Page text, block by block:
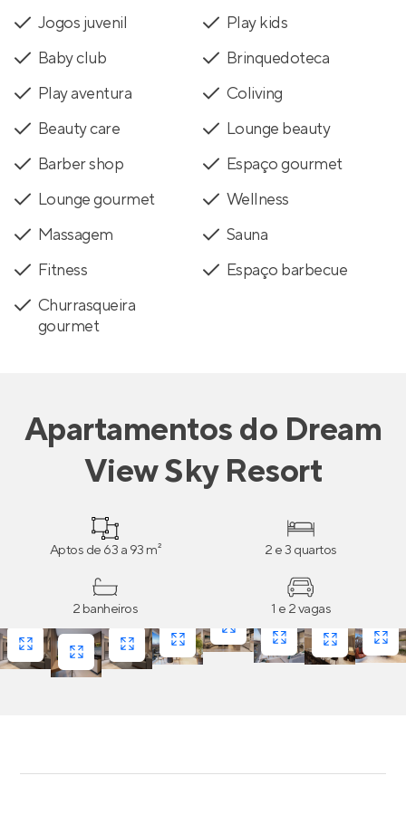
Jogos juvenil
Play kids
Baby club
Brinquedoteca
Play aventura
Coliving
Beauty care
Lounge beauty
Barber shop
Espaço gourmet
Lounge gourmet
Wellness
Massagem
Sauna
Fitness
Espaço barbecue
Churrasqueira
gourmet
Apartamentosdo Dream
View Sky Resort
Aptos de 63 a 93 m² 2 e 3 quartos
2 banheiros 1 e 2 vagas